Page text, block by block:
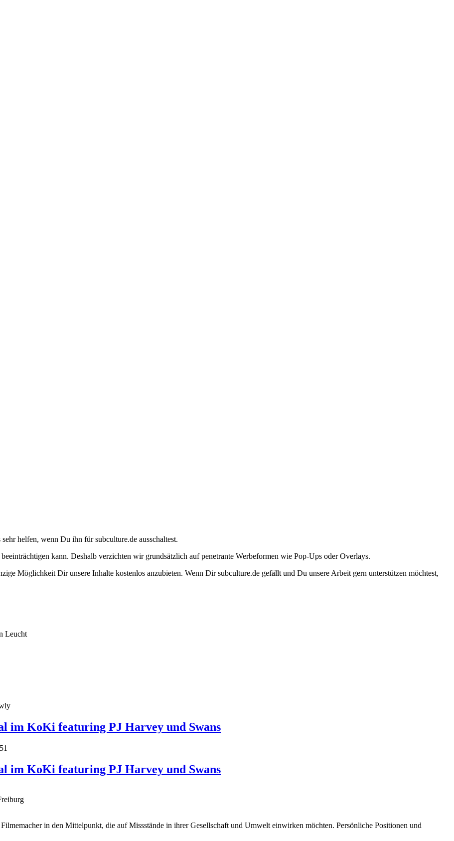
helfen, wenn Du ihn für subculture.de ausschaltest.
kann. Deshalb verzichten wir grundsätzlich auf penetrante Werbeformen wie Pop-Ups oder Overlays.
Möglichkeit Dir unsere Inhalte kostenlos anzubieten. Wenn Dir subculture.de gefällt und Du unsere Arbeit gern unterstützen möchtest,
Leucht
im KoKi featuring PJ Harvey und Swans
im KoKi featuring PJ Harvey und Swans
in den Mittelpunkt, die auf Missstände in ihrer Gesellschaft und Umwelt einwirken möchten. Persönliche Positionen und